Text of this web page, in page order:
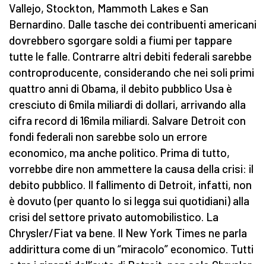
Vallejo, Stockton, Mammoth Lakes e San
Bernardino. Dalle tasche dei contribuenti americani
dovrebbero sgorgare soldi a fiumi per tappare
tutte le falle. Contrarre altri debiti federali sarebbe
controproducente, considerando che nei soli primi
quattro anni di Obama, il debito pubblico Usa è
cresciuto di 6mila miliardi di dollari, arrivando alla
cifra record di 16mila miliardi. Salvare Detroit con
fondi federali non sarebbe solo un errore
economico, ma anche politico. Prima di tutto,
vorrebbe dire non ammettere la causa della crisi: il
debito pubblico. Il fallimento di Detroit, infatti, non
è dovuto (per quanto lo si legga sui quotidiani) alla
crisi del settore privato automobilistico. La
Chrysler/Fiat va bene. Il New York Times ne parla
addirittura come di un “miracolo” economico. Tutti